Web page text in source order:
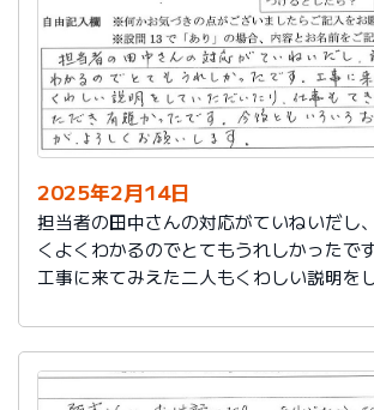
2025年2月14日
担当者の田中さんの対応がていねいだし
くよくわかるのでとてもうれしかったです
工事に来てみえた二人もくわしい説明を
今後ともいろいろお世話になりますが、
します。